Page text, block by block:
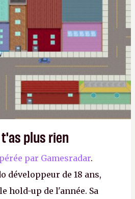
plus rien
par Gamesradar.
développeur de 18 ans,
hold-up de l'année. Sa